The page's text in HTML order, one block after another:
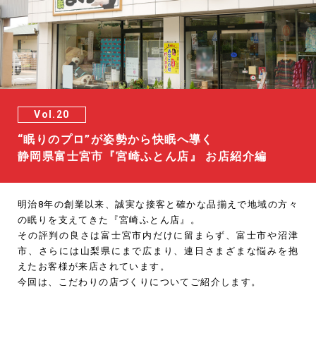
“眠りのプロ”が姿勢から快眠へ導く
静岡県富士宮市『宮崎ふとん店』 お店紹介編
明治8年の創業以来、誠実な接客と確かな品揃えで地域の方々
の眠りを支えてきた『宮崎ふとん店』。
その評判の良さは富士宮市内だけに留まらず、富士市や沼津
市、さらには山梨県にまで広まり、連日さまざまな悩みを抱
えたお客様が来店されています。
今回は、こだわりの店づくりについてご紹介します。